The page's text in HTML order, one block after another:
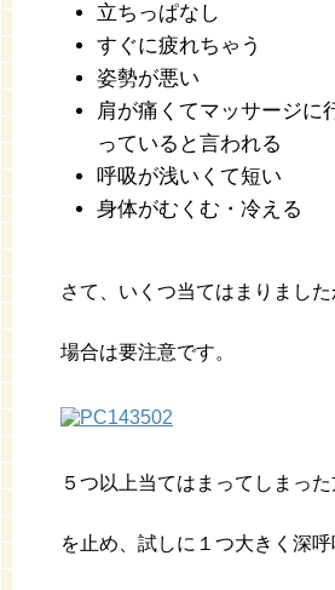
立ちっぱなし
すぐに疲れちゃう
姿勢が悪い
肩が痛くてマッサージに
っていると言われる
呼吸が浅いくて短い
身体がむくむ・冷える
さて、いくつ当てはまりまし
場合は要注意です。
５つ以上当てはまってしまっ
を止め、試しに１つ大きく深